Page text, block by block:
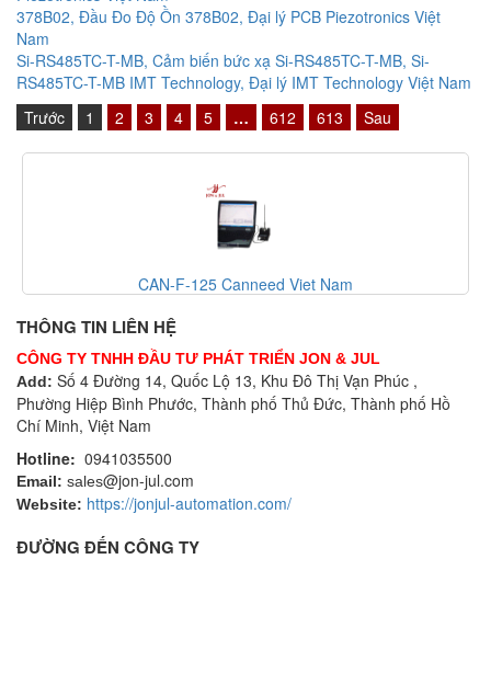
378B02, Đầu Đo Độ Ồn 378B02, Đại lý PCB Piezotronics Việt
Nam
Si-RS485TC-T-MB, Cảm biến bức xạ Si-RS485TC-T-MB, Si-
RS485TC-T-MB IMT Technology, Đại lý IMT Technology Việt Nam
Trước
1 2 3 4 5 … 612 613 Sau
CAN-F-125 Canneed Viet Nam
THÔNG TIN LIÊN HỆ
CÔNG TY TNHH ĐẦU TƯ PHÁT TRIỂN JON & JUL
Add: Số 4 Đường 14, Quốc Lộ 13, Khu Đô Thị Vạn Phúc ,
Phường Hiệp Bình Phước, Thành phố Thủ Đức, Thành phố Hồ
Chí Minh, Việt Nam
Hotline: 0941035500
Email: sales@jon-jul.com
Website: https://jonjul-automation.com/
ĐƯỜNG ĐẾN CÔNG TY